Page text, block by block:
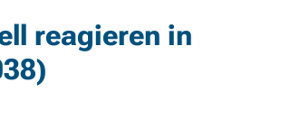
reagieren in